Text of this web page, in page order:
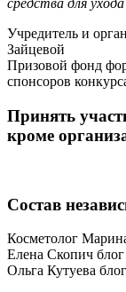
средства для
Учредитель и
Зайцевой
Призовой фонд
спонсоров
Принять
кроме
Состав
Косметолог
Елена Скопич
Ольга Кутуева